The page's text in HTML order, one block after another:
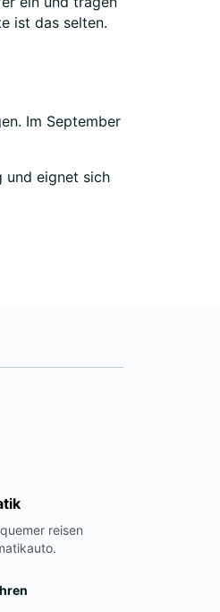
ist das selten.
Im September
und eignet sich
reisen